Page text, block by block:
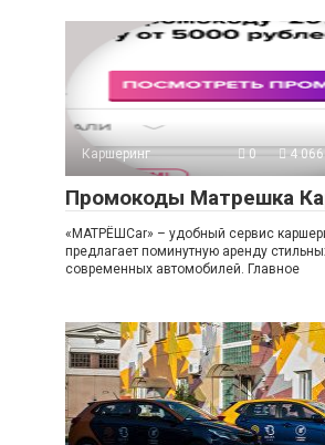
Каршеринг 0 4
Промокоды Матрешка
«МАТРЁШCar» – удобный сервис
предлагает поминутную аренду
современных автомобилей. Главное